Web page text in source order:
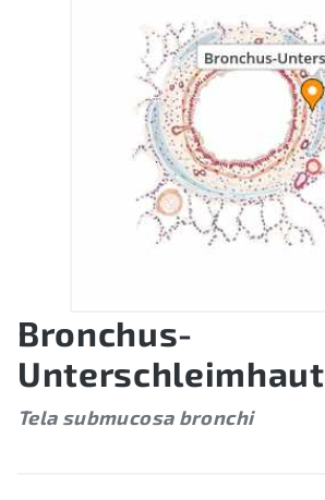
Bronchus-
Unterschleimhaut
Tela submucosa bronchi